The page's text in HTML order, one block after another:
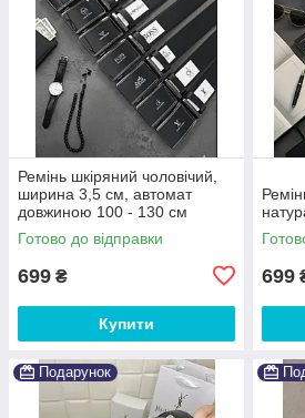
Ремінь шкіряний чоловічий,
ширина 3,5 см, автомат
довжиною 100 - 130 см
Готово до відправки
699 ₴
Купити
699
Подарунок